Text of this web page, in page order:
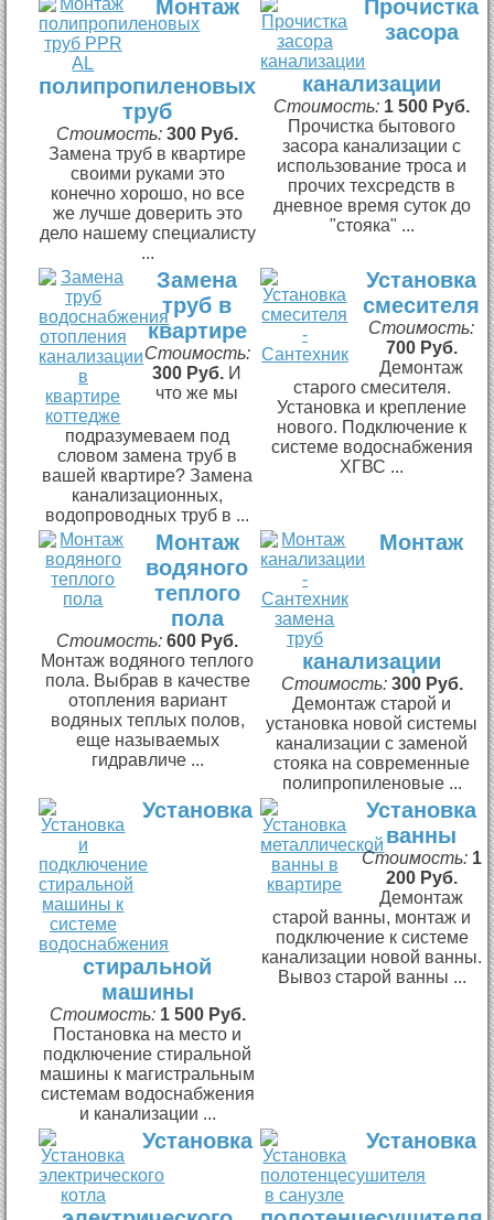
Монтаж
полипропиленовых
труб
Стоимость:300 Руб.
Замена труб в квартире
своими руками это
конечно хорошо, но все
же лучше доверить это
дело нашему специалисту
...
Прочистка
засора
канализации
Стоимость: 1 500 Руб.
Прочистка бытового
засора канализации с
использование троса и
прочих техсредств в
дневное время суток до
"стояка" ...
Замена
труб в
квартире
Стоимость:
300 Руб. И
что же мы
подразумеваем под
словом замена труб в
вашей квартире? Замена
канализационных,
водопроводных труб в ...
Установка
смесителя
Стоимость:
700 Руб.
Демонтаж
старого смесителя.
Установка и крепление
нового. Подключение к
системе водоснабжения
ХГВС ...
Монтаж
водяного
теплого
пола
Стоимость:600 Руб.
Монтаж водяного теплого
пола. Выбрав в качестве
отопления вариант
водяных теплых полов,
еще называемых
гидравличе ...
Монтаж
канализации
Стоимость: 300 Руб.
Демонтаж старой и
установка новой системы
канализации с заменой
стояка на современные
полипропиленовые ...
Установка
стиральной
машины
Стоимость: 1 500 Руб.
Постановка на место и
подключение стиральной
машины к магистральным
системам водоснабжения
и канализации ...
Установка
ванны
Стоимость: 1
200 Руб.
Демонтаж
старой ванны, монтаж и
подключение к системе
канализации новой ванны.
Вывоз старой ванны ...
Установка Установка